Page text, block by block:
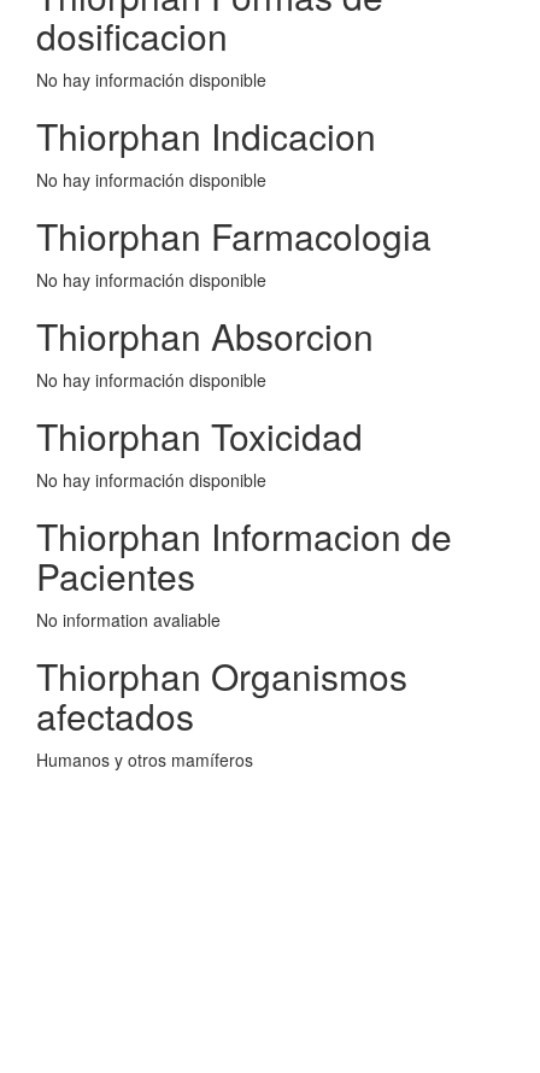
dosificacion
No hay información disponible
Thiorphan Indicacion
No hay información disponible
Thiorphan Farmacologia
No hay información disponible
Thiorphan Absorcion
No hay información disponible
Thiorphan Toxicidad
No hay información disponible
Thiorphan Informacion de
Pacientes
No information avaliable
Thiorphan Organismos
afectados
Humanos y otros mamíferos